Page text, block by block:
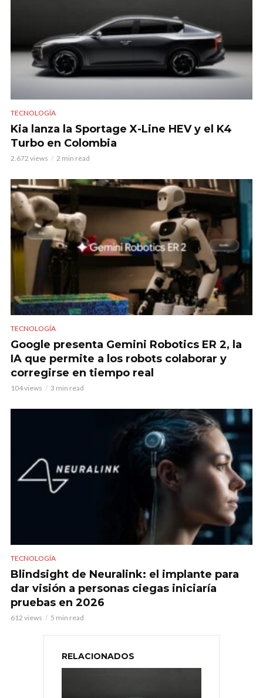
TECNOLOGÍA
Kia lanza la Sportage X-Line HEV y el K4
Turbo en Colombia
2.672 views 2 min read
TECNOLOGÍA
Google presenta Gemini Robotics ER 2, la
IA que permite a los robots colaborar y
corregirse en tiempo real
104 views 3 min read
TECNOLOGÍA
Blindsight de Neuralink: el implante para
dar visión a personas ciegas iniciaría
pruebas en 2026
612 views 5 min read
RELACIONADOS